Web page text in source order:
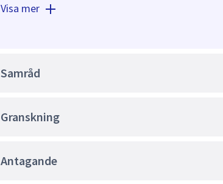
I samband med ett positivt planbesked fattar
Visa mer
Samråd
Granskning
Antagande